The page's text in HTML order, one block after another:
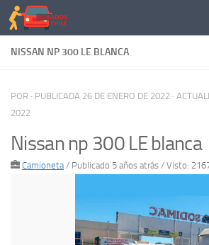
Saltar al contenido
NISSAN NP 300 LE BLANCA
POR · PUBLICADA 26 DE ENERO DE 2022 ·
2022
Nissan np 300 LE blanca
Camioneta/ Publicado 5 años atrás / Visto: